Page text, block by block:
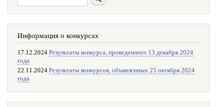
Информация о конкурсах
17.12.2024 Результаты конкурса, проведенного 13 декабря 2024
года
22.11.2024 Результаты конкурсов, объявленных 25 октября 2024
года